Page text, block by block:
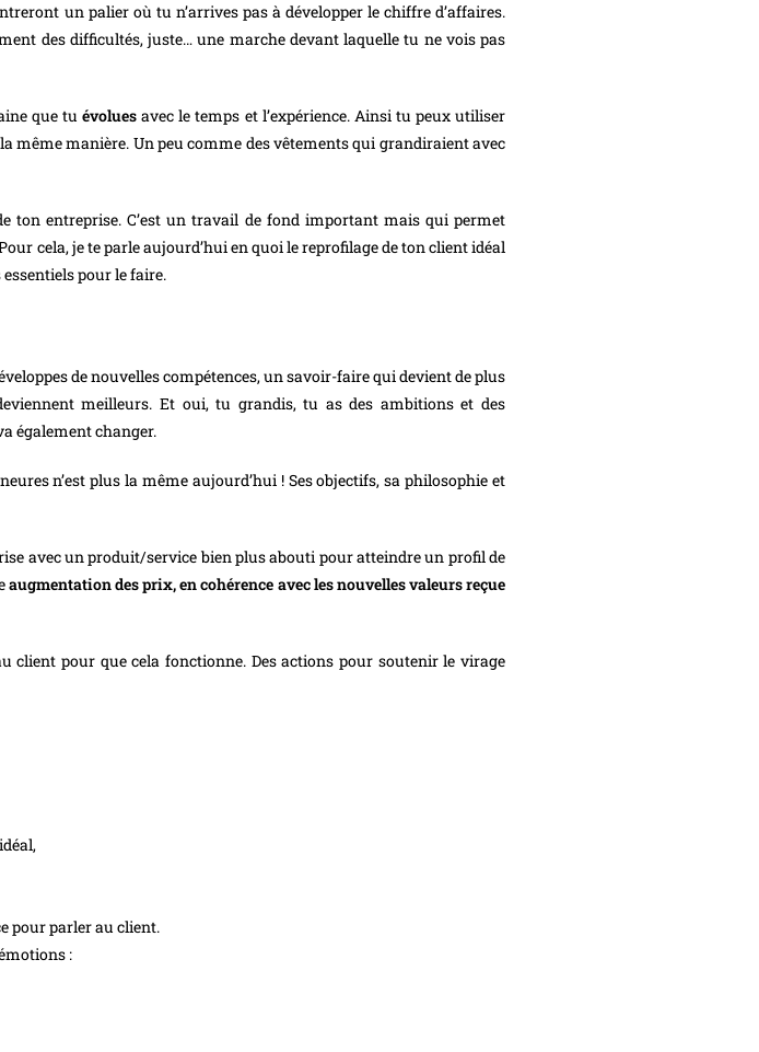
un palier où tu n’arrives pas à développer le chiffre d’affaires.
des difficultés, juste… une marche devant laquelle tu ne vois pas
que tuévoluesavec le temps et l’expérience. Ainsi tu peux utiliser
même manière. Un peu comme des vêtements qui grandiraient avec
ton entreprise. C’est un travail de fond important mais qui permet
cela, je te parle aujourd’hui en quoi le reprofilage de ton client idéal
pour le faire.
de nouvelles compétences, un savoir-faire qui devient de plus
meilleurs. Et oui, tu grandis, tu as des ambitions et des
également changer.
n’est plus la même aujourd’hui ! Ses objectifs, sa philosophie et
avec un produit/service bien plus abouti pour atteindre un profil de
augmentation des prix, en cohérence avec les nouvelles valeurs reçue
client pour que cela fonctionne. Des actions pour soutenir le virage
pour parler au client.
: